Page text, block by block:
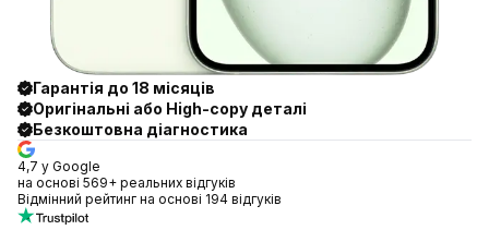
Гарантія до 18 місяців
Оригінальні або High-copy деталі
Безкоштовна діагностика
4,7 у Google
на основі 569+ реальних відгуків
Відмінний рейтинг на основі 194 відгуків